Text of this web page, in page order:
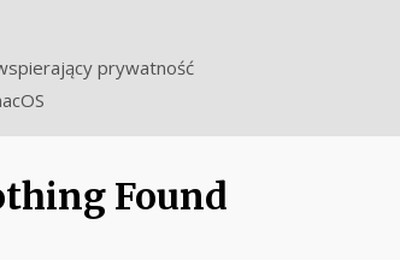
prywatność
Found